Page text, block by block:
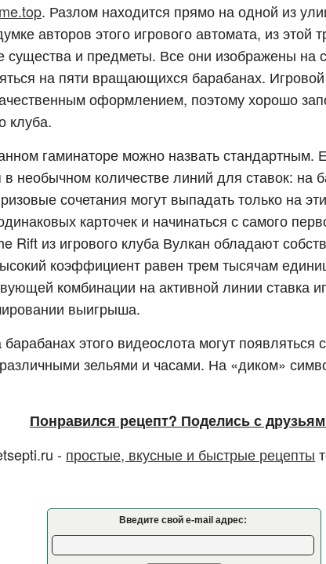
. Разлом находится прямо на одной из
авторов этого игрового автомата, из
и предметы. Все они изображены на
на пяти вращающихся барабанах.
оформлением, поэтому хорошо
клуба.
гаминаторе можно назвать стандартным.
в необычном количестве линий для ставок: на
сочетания могут выпадать только на
карточек и начинаться с самого
Rift из игрового клуба Вулкан обладают
коэффициент равен трем тысячам
комбинации на активной линии ставка
выигрыша.
этого видеослота могут
зельями и часами. На «диком»
Понравился рецепт? Поделись с
- простые, вкусные и быстрые рецепты
Введите свой e-mail адрес: